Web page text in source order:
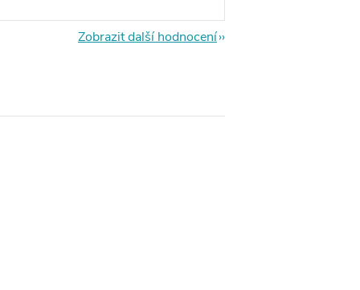
Zobrazit další hodnocení